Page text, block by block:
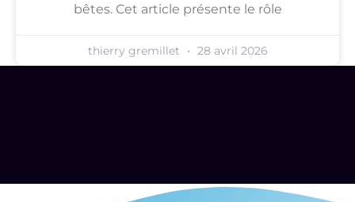
bêtes. Cet article présente le rôle
thierry gremillet 28 avril 2026